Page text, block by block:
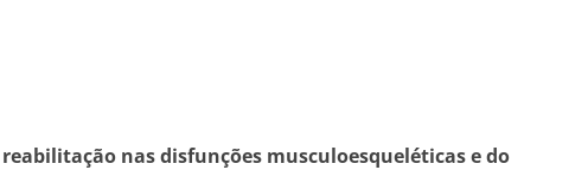
nas disfunções musculoesqueléticas e do